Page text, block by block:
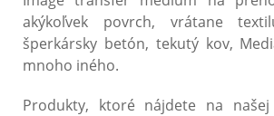
akýkoľvek povrch, vrátane
šperkársky betón, tekutý kov,
mnoho iného.
Produkty, ktoré nájdete na